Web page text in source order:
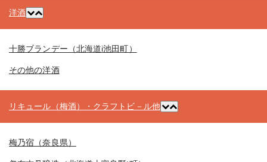
洋酒
十勝ブランデー（北海道i池田町）
その他の洋酒
リキュール（梅酒）・クラフトビ－ル他
梅乃宿（奈良県）